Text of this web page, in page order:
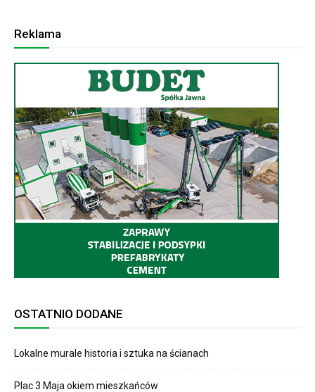
Reklama
OSTATNIO DODANE
Lokalne murale historia i sztuka na ścianach
Plac 3 Maja okiem mieszkańców